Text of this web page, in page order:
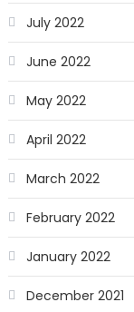
July 2022
June 2022
May 2022
April 2022
March 2022
February 2022
January 2022
December 2021